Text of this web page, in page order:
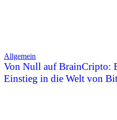
Allgemein
Von Null auf BrainCripto:
Einstieg in die Welt von